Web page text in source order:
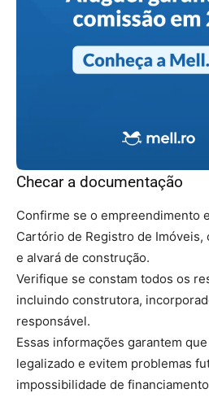
Checar a documentação
Confirme se o empreendimento
Cartório de Registro de Imóveis,
e alvará de construção.
Verifique se constam todos os
incluindo construtora,
responsável.
Essas informações garantem
legalizado e evitem problemas
impossibilidade de